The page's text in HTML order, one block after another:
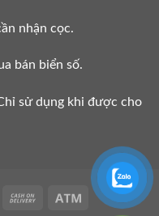
nhận cọc.
bán biển số.
sử dụng khi được cho